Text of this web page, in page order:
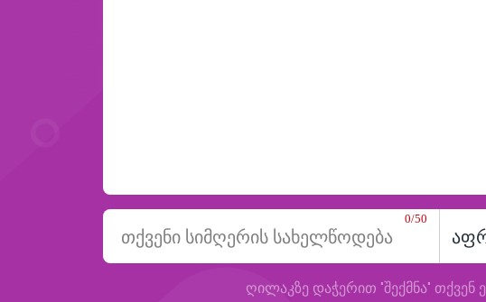
0/50
ღილაკზე დაჭერით "შექმნა" თქვენ